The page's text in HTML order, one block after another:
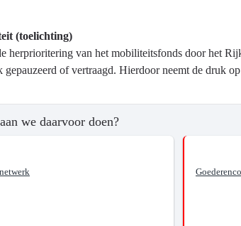
(toelichting)
herprioritering van het mobiliteitsfonds door het
of vertraagd. Hierdoor neemt de druk
we daarvoor doen?